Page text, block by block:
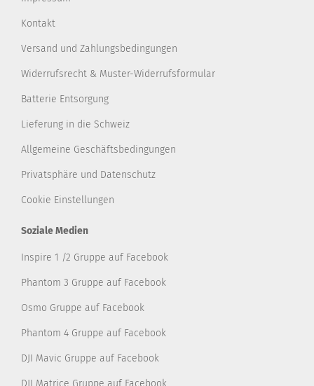
Kontakt
Versand und Zahlungsbedingungen
Widerrufsrecht & Muster-Widerrufsformular
Batterie Entsorgung
Lieferung in die Schweiz
Allgemeine Geschäftsbedingungen
Privatsphäre und Datenschutz
Cookie Einstellungen
Soziale Medien
Inspire 1 /2 Gruppe auf Facebook
Phantom 3 Gruppe auf Facebook
Osmo Gruppe auf Facebook
Phantom 4 Gruppe auf Facebook
DJI Mavic Gruppe auf Facebook
DJI Matrice Gruppe auf Facebook